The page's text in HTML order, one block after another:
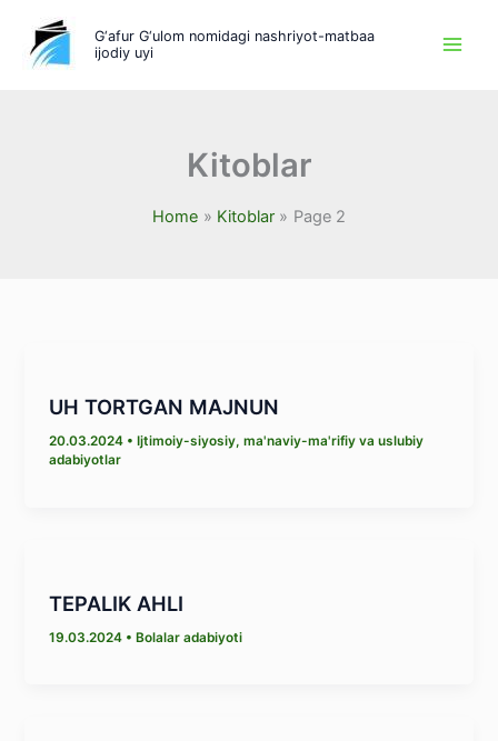
content
G‘afur G‘ulom nomidagi nashriyot-matbaa
ijodiy uyi
Kitoblar
Home Kitoblar Page 2
UH TORTGAN MAJNUN
20.03.2024 •Ijtimoiy-siyosiy, ma'naviy-ma'rifiy va uslubiy
adabiyotlar
TEPALIK AHLI
19.03.2024 •Bolalar adabiyoti